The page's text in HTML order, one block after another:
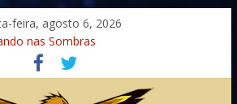
feira, agosto 6, 2026
nas Sombras
A Jornada do Espírito Ancestral
Universal
– Caminho Espiritual – Crescimento